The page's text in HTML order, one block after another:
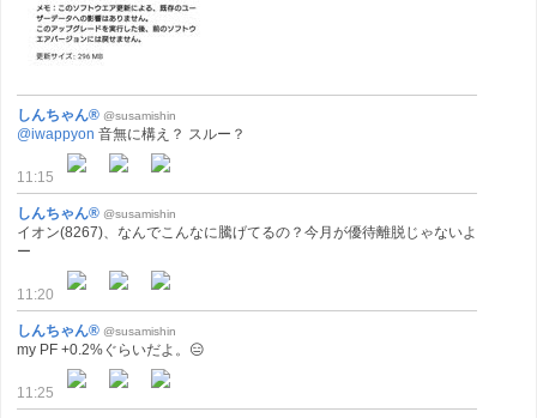
しんちゃん® @susamishin
@iwappyon 音無に構え？ スルー？
11:15
しんちゃん® @susamishin
イオン(8267)、なんでこんなに騰げてるの？今月が優待離脱じゃないよ
ー
11:20
しんちゃん® @susamishin
my PF +0.2%ぐらいだよ。😑
11:25